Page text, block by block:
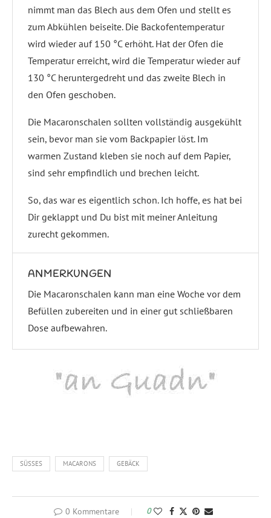
nimmt man das Blech aus dem Ofen und stellt es
zum Abkühlen beiseite. Die Backofentemperatur
wird wieder auf 150 °C erhöht. Hat der Ofen die
Temperatur erreicht, wird die Temperatur wieder auf
130 °C heruntergedreht und das zweite Blech in
den Ofen geschoben.
Die Macaronschalen sollten vollständig ausgekühlt
sein, bevor man sie vom Backpapier löst. Im
warmen Zustand kleben sie noch auf dem Papier,
sind sehr empfindlich und brechen leicht.
So, das war es eigentlich schon. Ich hoffe, es hat bei
Dir geklappt und Du bist mit meiner Anleitung
zurecht gekommen.
ANMERKUNGEN
Die Macaronschalen kann man eine Woche vor dem
Befüllen zubereiten und in einer gut schließbaren
Dose aufbewahren.
SÜSSES MACARONS GEBÄCK
0 Kommentare 0